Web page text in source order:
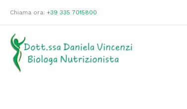
content
Chiama ora: +39 335 7015800